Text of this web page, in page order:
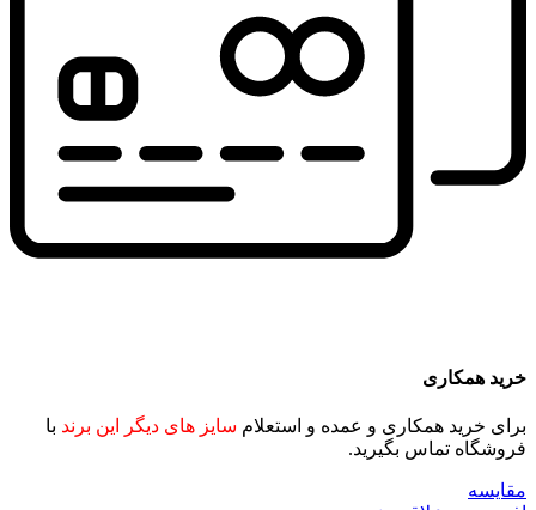
خرید همکاری
برای خرید همکاری و عمده و استعلام سایز های دیگر این برند با
فروشگاه تماس بگیرید.
مقايسه